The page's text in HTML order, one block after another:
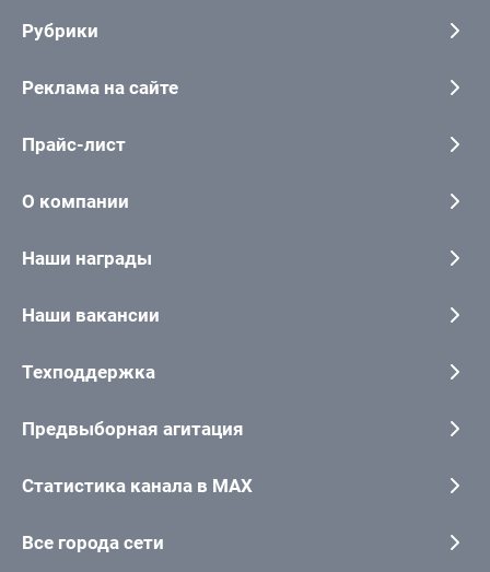
Рубрики
Реклама на сайте
Прайс-лист
О компании
Наши награды
Наши вакансии
Техподдержка
Предвыборная агитация
Статистика канала в MAX
Все города сети